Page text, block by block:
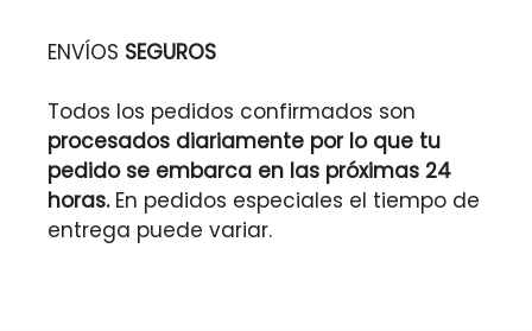
ENVÍOS SEGUROS
Todos los pedidos confirmados son
procesados diariamente por lo que tu
pedido se embarca en las próximas 24
horas.En pedidos especiales el tiempo de
entrega puede variar.